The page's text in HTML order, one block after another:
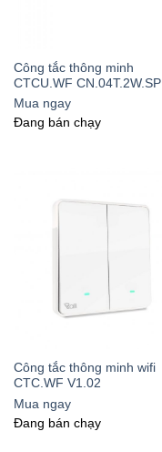
Công tắc thông minh
CTCU.WF CN.04T.2W.SP
Mua ngay
Đang bán chạy
Công tắc thông minh wifi
CTC.WF V1.02
Mua ngay
Đang bán chạy